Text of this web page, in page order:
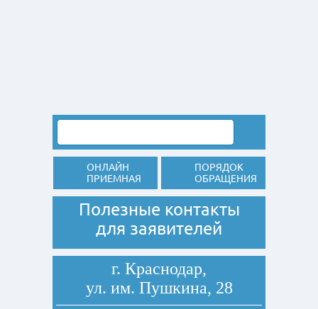
ОНЛАЙН
ПРИЕМНАЯ
ПОРЯДОК
ОБРАЩЕНИЯ
Полезные контакты
для заявителей
г. Краснодар,
ул. им. Пушкина, 28